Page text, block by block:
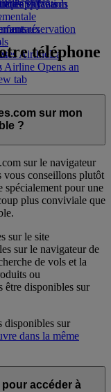
les enfants
AirlineLa
Airline Opens an
tab
Skywards
et l'application
une réservation
téléphone
sur mon
?
sur le navigateur
vous conseillons plutôt
spécialement pour une
plus conviviale que
sur le site
sur le navigateur de
de vols et la
ou
être disponibles sur
disponibles sur
dans la même
pour accéder à